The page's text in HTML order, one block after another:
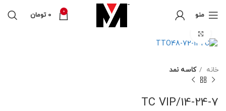
منو 0
0 تومان
خانه کاسه نمد
14-24-7/TC VIP